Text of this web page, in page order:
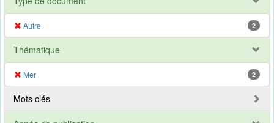
Autre 2
Thématique
Mer 2
Mots clés